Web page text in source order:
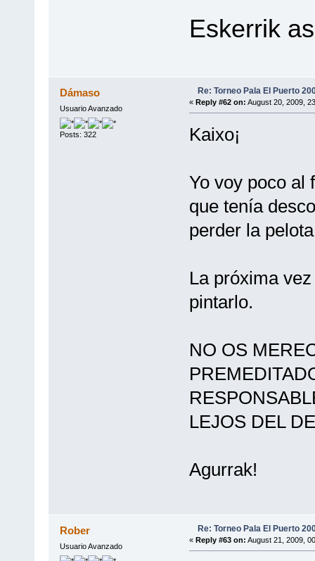
Eskerrik
Dámaso
Usuario Avanzado
Posts: 322
Re: Torneo Pala El Puerto
« Reply #62 on: August 20, 2009,
Kaixo¡
Yo voy poco al
que tenía
perder la
La próxima
pintarlo.
NO OS
LEJOS DEL
Agurrak!
Rober
Usuario Avanzado
Re: Torneo Pala El Puerto
« Reply #63 on: August 21, 2009,